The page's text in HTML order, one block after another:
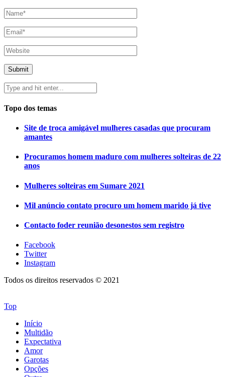
Topo dos temas
Site de troca amigável mulheres casadas que procuram
amantes
Procuramos homem maduro com mulheres solteiras de 22
anos
Mulheres solteiras em Sumare 2021
Mil anúncio contato procuro um homem marido já tive
Contacto foder reunião desonestos sem registro
Facebook
Twitter
Instagram
Todos os direitos reservados © 2021
Top
Início
Multidão
Expectativa
Amor
Garotas
Opções